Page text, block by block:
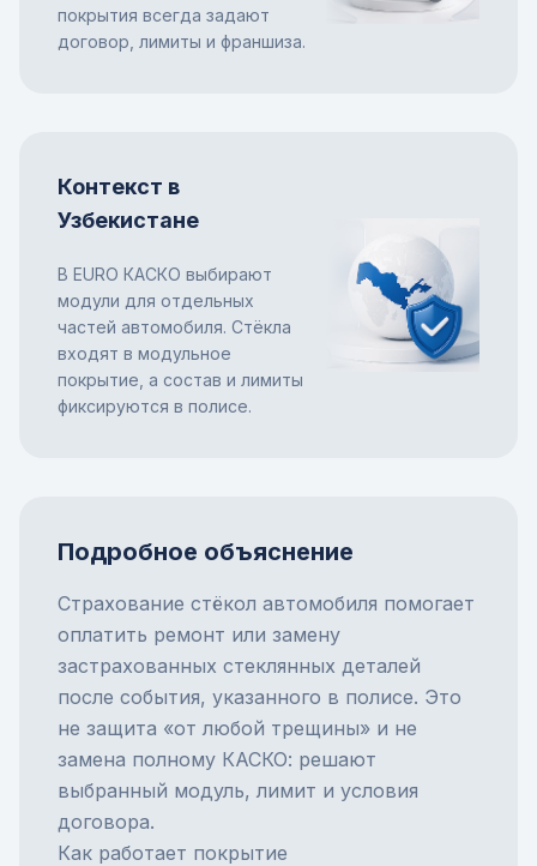
покрытия всегда задают
договор, лимиты и франшиза.
Контекст в
Узбекистане
В EURO КАСКО выбирают
модули для отдельных
частей автомобиля. Стёкла
входят в модульное
покрытие, а состав и лимиты
фиксируются в полисе.
Подробное объяснение
Страхование стёкол автомобиля помогает
оплатить ремонт или замену
застрахованных стеклянных деталей
после события, указанного в полисе. Это
не защита «от любой трещины» и не
замена полному КАСКО: решают
выбранный модуль, лимит и условия
договора.
Как работает покрытие